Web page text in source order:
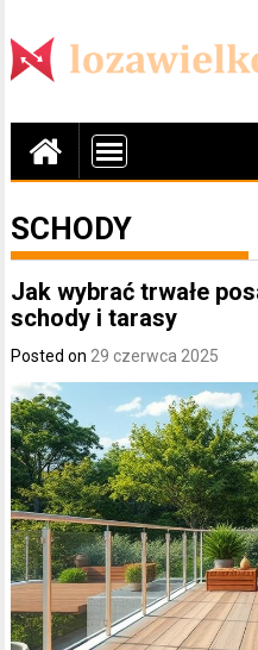
SCHODY
Jak wybrać trwałe
schody i tarasy
Posted on 29 czerwca 2025